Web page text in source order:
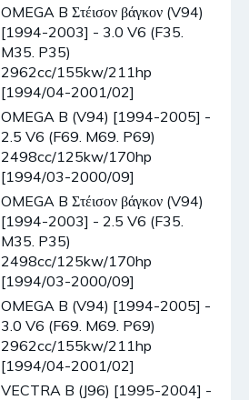
OMEGA B Στέισον βάγκον (V94)
[1994-2003] - 3.0 V6 (F35.
M35. P35)
2962cc/155kw/211hp
[1994/04-2001/02]
OMEGA B (V94) [1994-2005] -
2.5 V6 (F69. M69. P69)
2498cc/125kw/170hp
[1994/03-2000/09]
OMEGA B Στέισον βάγκον (V94)
[1994-2003] - 2.5 V6 (F35.
M35. P35)
2498cc/125kw/170hp
[1994/03-2000/09]
OMEGA B (V94) [1994-2005] -
3.0 V6 (F69. M69. P69)
2962cc/155kw/211hp
[1994/04-2001/02]
VECTRA B (J96) [1995-2004] -